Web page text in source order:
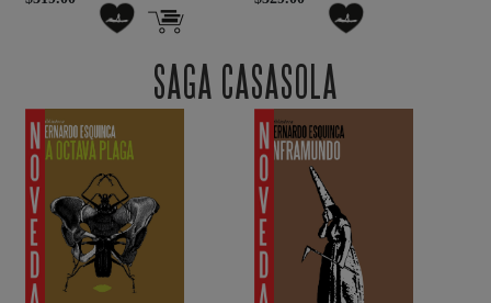
SAGA CASASOLA